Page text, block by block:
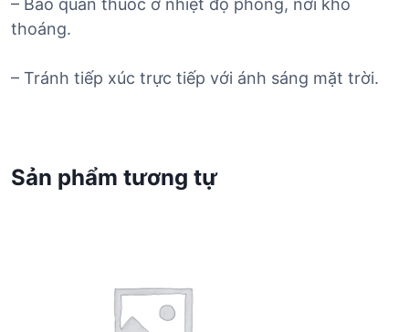
– Bảo quản thuốc ở nhiệt độ phòng, nơi khô
thoáng.
– Tránh tiếp xúc trực tiếp với ánh sáng mặt trời.
Sản phẩm tương tự